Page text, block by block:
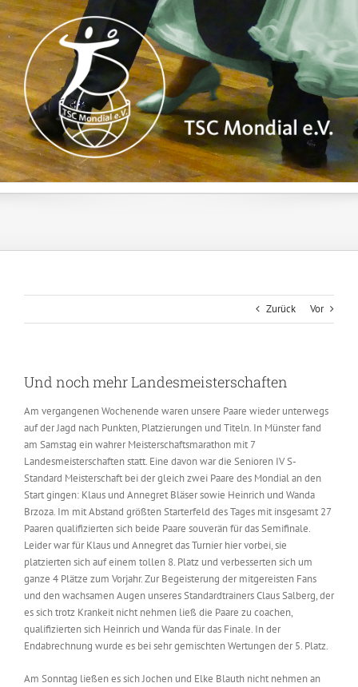
Zum
Inhalt
springen
Zurück Vor
Und noch mehr Landesmeisterschaften
Am vergangenen Wochenende waren unsere Paare wieder unterwegs
auf der Jagd nach Punkten, Platzierungen und Titeln. In Münster fand
am Samstag ein wahrer Meisterschaftsmarathon mit 7
Landesmeisterschaften statt. Eine davon war die Senioren IV S-
Standard Meisterschaft bei der gleich zwei Paare des Mondial an den
Start gingen: Klaus und Annegret Bläser sowie Heinrich und Wanda
Brzoza. Im mit Abstand größten Starterfeld des Tages mit insgesamt 27
Paaren qualifizierten sich beide Paare souverän für das Semifinale.
Leider war für Klaus und Annegret das Turnier hier vorbei, sie
platzierten sich auf einem tollen 8. Platz und verbesserten sich um
ganze 4 Plätze zum Vorjahr. Zur Begeisterung der mitgereisten Fans
und den wachsamen Augen unseres Standardtrainers Claus Salberg, der
es sich trotz Krankeit nicht nehmen ließ die Paare zu coachen,
qualifizierten sich Heinrich und Wanda für das Finale. In der
Endabrechnung wurde es bei sehr gemischten Wertungen der 5. Platz.
Am Sonntag ließen es sich Jochen und Elke Blauth nicht nehmen an